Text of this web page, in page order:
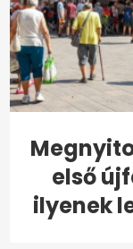
első
ilyenek